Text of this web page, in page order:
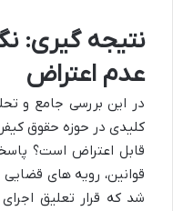
نتیجه گیری:
عدم اعتراض
در این بررسی جامع و
کلیدی در حوزه حقوق
قابل اعتراض است؟
قوانین، رویه های
شد که قرار تعلیق